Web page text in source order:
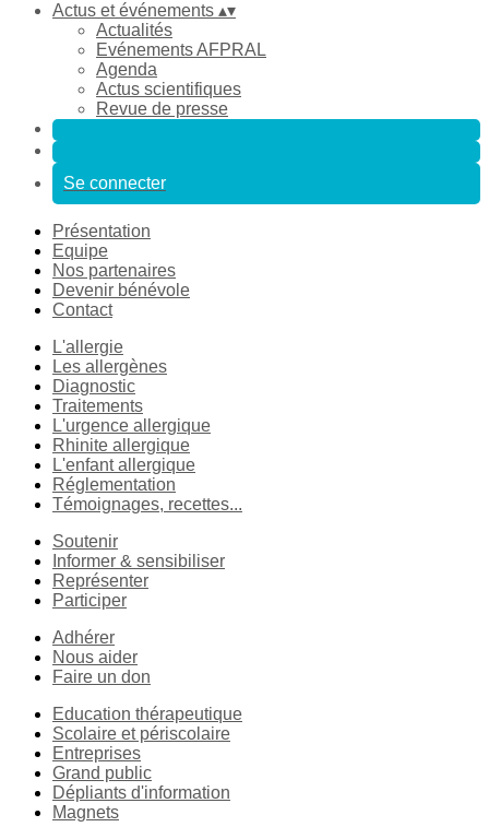
Actus et événements ▴▾
Actualités
Evénements AFPRAL
Agenda
Actus scientifiques
Revue de presse
Se connecter
Présentation
Equipe
Nos partenaires
Devenir bénévole
Contact
L'allergie
Les allergènes
Diagnostic
Traitements
L'urgence allergique
Rhinite allergique
L'enfant allergique
Réglementation
Témoignages, recettes...
Soutenir
Informer & sensibiliser
Représenter
Participer
Adhérer
Nous aider
Faire un don
Education thérapeutique
Scolaire et périscolaire
Entreprises
Grand public
Dépliants d'information
Magnets